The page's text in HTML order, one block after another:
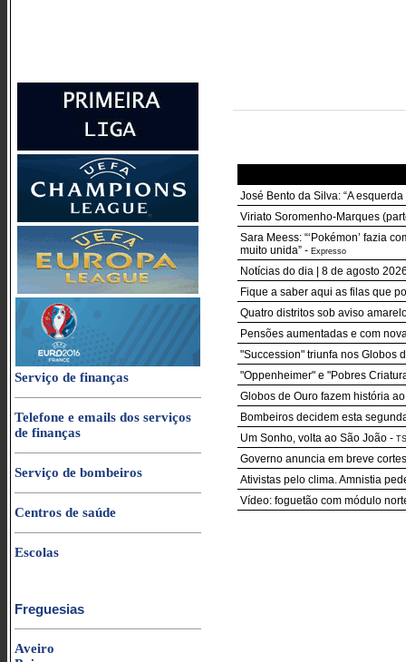
Serviço de finanças
Telefone e emails dos serviços
de finanças
Serviço de bombeiros
Centros de saúde
Escolas
Freguesias
Aveiro
José Bento da Silva: “A
Viriato Soromenho-Marques
Sara Meess: “‘Pokémon’ fazia
muito unida” - Expresso
Notícias do dia | 8 de agosto
Fique a saber aqui as filas que
Quatro distritos sob aviso
Pensões aumentadas e com
"Succession" triunfa nos Globos
"Oppenheimer" e "Pobres
Globos de Ouro fazem história
Bombeiros decidem esta
Um Sonho, volta ao São João -
Governo anuncia em breve
Ativistas pelo clima. Amnistia
Vídeo: foguetão com módulo